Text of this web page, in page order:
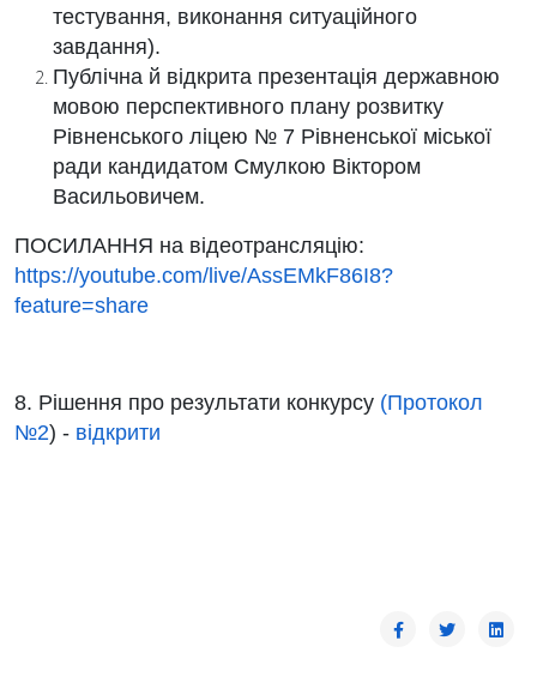
тестування, виконання ситуаційного
завдання).
Публічна й відкрита презентація державною
мовою перспективного плану розвитку
Рівненського ліцею № 7 Рівненської міської
ради кандидатом Смулкою Віктором
Васильовичем.
ПОСИЛАННЯ на відеотрансляцію:
https://youtube.com/live/AssEMkF86I8?
feature=share
8. Рішення про результати конкурсу (Протокол
№2) - відкрити